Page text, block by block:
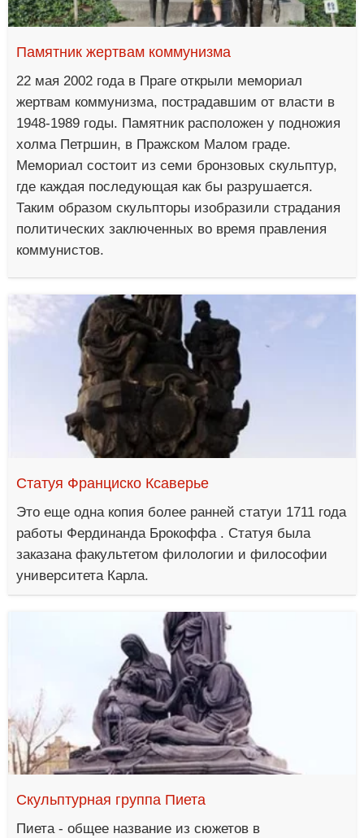
Памятник жертвам коммунизма
22 мая 2002 года в Праге открыли мемориал
жертвам коммунизма, пострадавшим от власти в
1948-1989 годы. Памятник расположен у подножия
холма Петршин, в Пражском Малом граде.
Мемориал состоит из семи бронзовых скульптур,
где каждая последующая как бы разрушается.
Таким образом скульпторы изобразили страдания
политических заключенных во время правления
коммунистов.
Статуя Франциско Ксаверье
Это еще одна копия более ранней статуи 1711 года
работы Фердинанда Брокоффа . Статуя была
заказана факультетом филологии и философии
университета Карла.
Скульптурная группа Пиета
Пиета - общее название из сюжетов в